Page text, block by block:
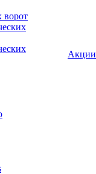
ворот
Акции